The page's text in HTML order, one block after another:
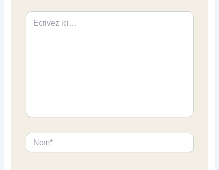
Écrivez
ici…
Nom*